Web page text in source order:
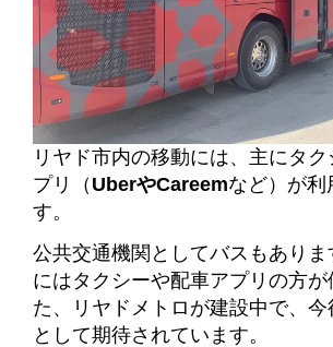
リヤド市内の移動には、主にタ
プリ（ UberやCareemなど）が利
す。
公共交通機関としてバスもありま
にはタクシーや配車アプリの方が
た、リヤドメトロが建設中で、
として期待されています。